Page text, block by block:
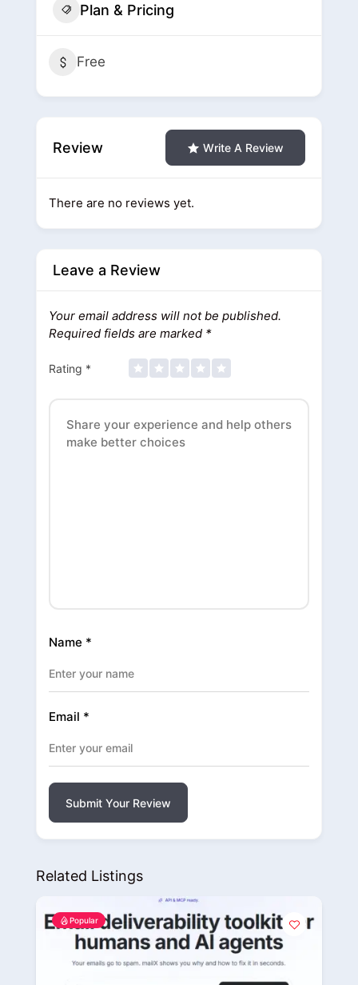
Plan & Pricing
Free
Review Write A Review
There are no reviews yet.
Leave a Review
Your email address will not be published.
Required fields are marked *
Rating *
Name *
Email *
Submit Your Review
Related Listings
Popular